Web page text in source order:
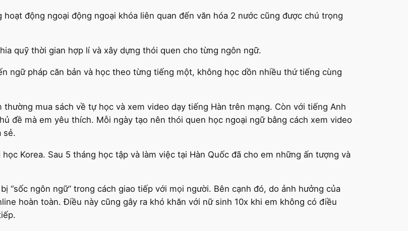
động ngoại động ngoại khóa liên quan đến văn hóa 2 nước cũng được chú trọng
quỹ thời gian hợp lí và xây dựng thói quen cho từng ngôn ngữ.
ngữ pháp căn bản và học theo từng tiếng một, không học dồn nhiều thứ tiếng cùng
mua sách về tự học và xem video dạy tiếng Hàn trên mạng. Còn với tiếng Anh
đề mà em yêu thích. Mỗi ngày tạo nên thói quen học ngoại ngữ bằng cách xem video
sẻ.
Korea. Sau 5 tháng học tập và làm việc tại Hàn Quốc đã cho em những ấn tượng và
“sốc ngôn ngữ” trong cách giao tiếp với mọi người. Bên cạnh đó, do ảnh hưởng của
hoàn toàn. Điều này cũng gây ra khó khăn với nữ sinh 10x khi em không có điều